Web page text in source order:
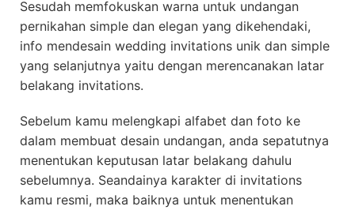
Sesudah memfokuskan warna untuk undangan
pernikahan simple dan elegan yang dikehendaki,
info mendesain wedding invitations unik dan simple
yang selanjutnya yaitu dengan merencanakan latar
belakang invitations.
Sebelum kamu melengkapi alfabet dan foto ke
dalam membuat desain undangan, anda sepatutnya
menentukan keputusan latar belakang dahulu
sebelumnya. Seandainya karakter di invitations
kamu resmi, maka baiknya untuk menentukan